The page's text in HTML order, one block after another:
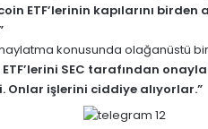
ETF’lerinin kapılarını
onaylatma konusunda olağanüstü
SEC tarafından
Onlar işlerini ciddiye alıyorlar.”